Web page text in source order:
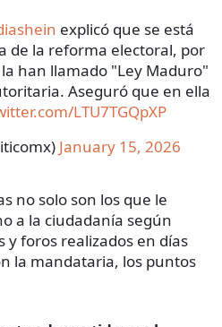
explicó que se está
de la reforma electoral, por
han llamado "Ley Maduro"
Aseguró que en ella
LTU7TGQpXP
January 15, 2026
no solo son los que le
a la ciudadanía según
y foros realizados en días
la mandataria, los puntos